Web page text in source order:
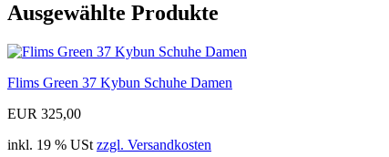
Ausgewählte Produkte
Flims Green 37 Kybun Schuhe Damen
EUR 325,00
inkl. 19 % USt zzgl. Versandkosten